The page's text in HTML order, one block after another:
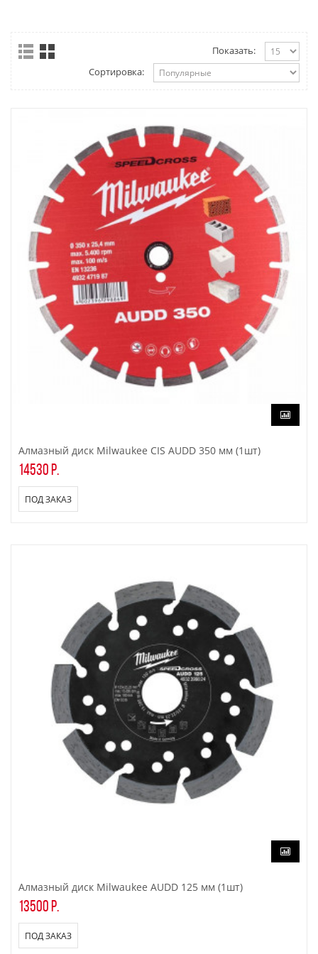
Показать:
Сортировка:
Алмазный диск Milwaukee CIS AUDD 350 мм (1шт)
14530 р.
ПОД ЗАКАЗ
Алмазный диск Milwaukee AUDD 125 мм (1шт)
13500 р.
ПОД ЗАКАЗ